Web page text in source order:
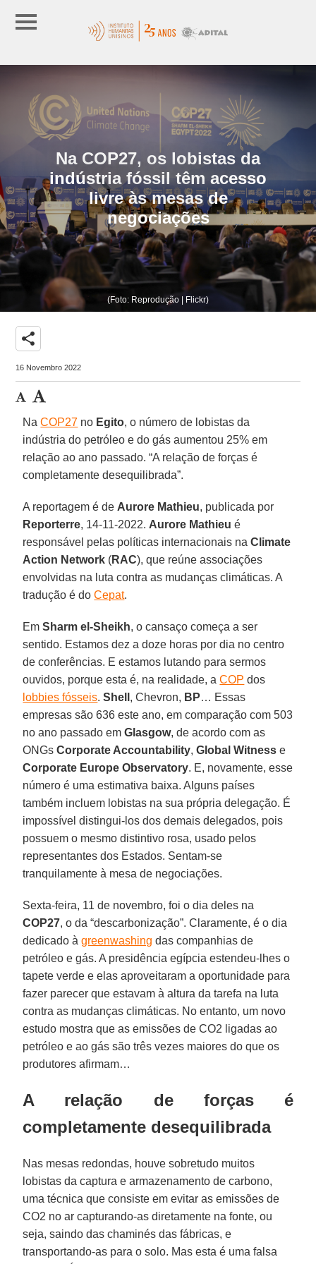
Na COP27, os lobistas da
indústria fóssil têm acesso
livre às mesas de
negociações
(Foto: Reprodução | Flickr)
share
16 Novembro 2022
NaCOP27 no Egito, o número de lobistas da
indústria do petróleo e do gás aumentou 25% em
relação ao ano passado. “A relação de forças é
completamente desequilibrada”.
A reportagem é de Aurore Mathieu, publicada por
Reporterre, 14-11-2022. Aurore Mathieu é
responsável pelas políticas internacionais naClimate
Action Network (RAC), que reúne associações
envolvidas na luta contra as mudanças climáticas. A
tradução é doCepat.
EmSharm el-Sheikh, o cansaço começa a ser
sentido. Estamos dez a doze horas por dia no centro
de conferências. E estamos lutando para sermos
ouvidos, porque esta é, na realidade, aCOP dos
lobbies fósseis.Shell , Chevron, BP… Essas
empresas são 636 este ano, em comparação com 503
no ano passado emGlasgow, de acordo com as
ONGsCorporate Accountability, Global Witnesse
Corporate Europe Observatory. E, novamente, esse
número é uma estimativa baixa. Alguns países
também incluem lobistas na sua própria delegação. É
impossível distingui-los dos demais delegados, pois
possuem o mesmo distintivo rosa, usado pelos
representantes dos Estados. Sentam-se
tranquilamente à mesa de negociações.
Sexta-feira, 11 de novembro, foi o dia deles na
COP27, o da “descarbonização”. Claramente, é o dia
dedicado àgreenwashing das companhias de
petróleo e gás. A presidência egípcia estendeu-lhes o
tapete verde e elas aproveitaram a oportunidade para
fazer parecer que estavam à altura da tarefa na luta
contra as mudanças climáticas. No entanto, um novo
estudo mostra que as emissões de CO2 ligadas ao
petróleo e ao gás são três vezes maiores do que os
produtores afirmam…
A relação de forças é
completamente desequilibrada
Nas mesas redondas, houve sobretudo muitos
lobistas da captura e armazenamento de carbono,
uma técnica que consiste em evitar as emissões de
CO2 no ar capturando-as diretamente na fonte, ou
seja, saindo das chaminés das fábricas, e
transportando-as para o solo. Mas esta é uma falsa